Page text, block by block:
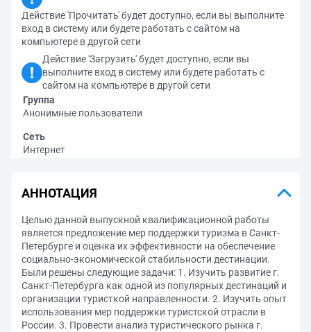
Действие 'Прочитать' будет доступно, если вы выполните
вход в систему или будете работать с сайтом на
компьютере в другой сети
Действие 'Загрузить' будет доступно, если вы
выполните вход в систему или будете работать с
сайтом на компьютере в другой сети
Группа
Анонимные пользователи
Сеть
Интернет
АННОТАЦИЯ
Целью данной выпускной квалификационной работы
является предложение мер поддержки туризма в Санкт-
Петербурге и оценка их эффективности на обеспечение
социально-экономической стабильности дестинации.
Были решены следующие задачи: 1. Изучить развитие г.
Санкт-Петербурга как одной из популярных дестинаций и
организации туристкой направленности. 2. Изучить опыт
использования мер поддержки туристской отрасли в
России. 3. Провести анализ туристического рынка г.